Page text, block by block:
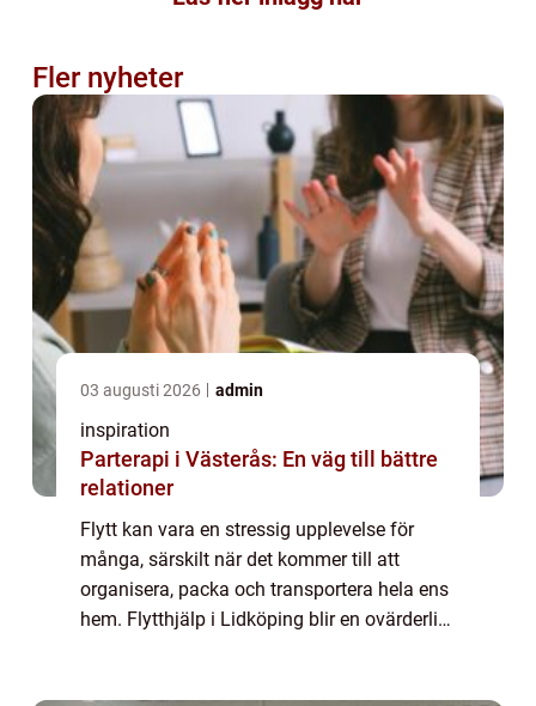
Fler nyheter
03 augusti 2026 admin
inspiration
Parterapi i Västerås: En väg till bättre
relationer
Flytt kan vara en stressig upplevelse för
många, särskilt när det kommer till att
organisera, packa och transportera hela ens
hem. Flytthjälp i Lidköping blir en ovärderlig